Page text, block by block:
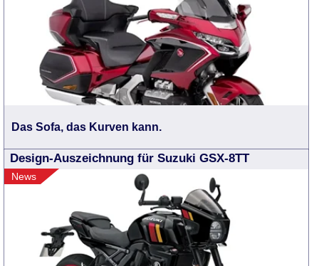
Das Sofa, das Kurven kann.
Design-Auszeichnung für Suzuki GSX-8TT
News